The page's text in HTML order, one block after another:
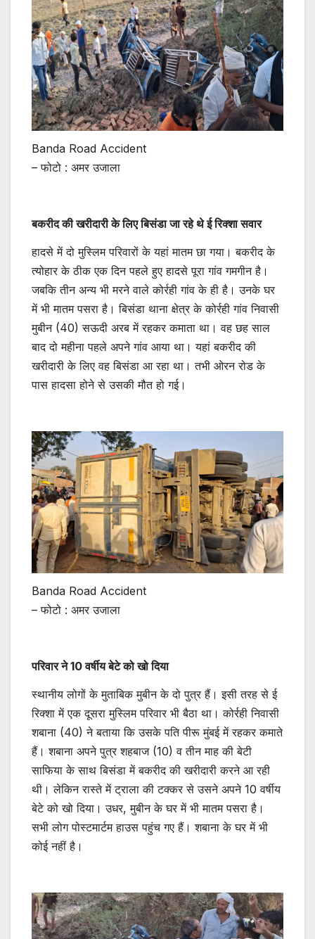
Banda Road Accident
– फोटो : अमर उजाला
बकरीद की खरीदारी के लिए बिसंडा जा रहे थे ई रिक्शा सवार
हादसे में दो मुस्लिम परिवारों के यहां मातम छा गया। बकरीद के
त्योहार के ठीक एक दिन पहले हुए हादसे पूरा गांव गमगीन है।
जबकि तीन अन्य भी मरने वाले कोर्रही गांव के ही है। उनके घर
में भी मातम पसरा है। बिसंडा थाना क्षेत्र के कोर्रही गांव निवासी
मुबीन (40) सऊदी अरब में रहकर कमाता था। वह छह साल
बाद दो महीना पहले अपने गांव आया था। यहां बकरीद की
खरीदारी के लिए वह बिसंडा आ रहा था। तभी ओरन रोड के
पास हादसा होने से उसकी मौत हो गई।
Banda Road Accident
– फोटो : अमर उजाला
परिवार ने 10 वर्षीय बेटे को खो दिया
स्थानीय लोगों के मुताबिक मुबीन के दो पुत्र हैं। इसी तरह से ई
रिक्शा में एक दूसरा मुस्लिम परिवार भी बैठा था। कोर्रही निवासी
शबाना (40) ने बताया कि उसके पति पीरू मुंबई में रहकर कमाते
हैं। शबाना अपने पुत्र शहबाज (10) व तीन माह की बेटी
साफिया के साथ बिसंडा में बकरीद की खरीदारी करने आ रही
थी। लेकिन रास्ते में ट्राला की टक्कर से उसने अपने 10 वर्षीय
बेटे को खो दिया। उधर, मुबीन के घर में भी मातम पसरा है।
सभी लोग पोस्टमार्टम हाउस पहुंच गए हैं। शबाना के घर में भी
कोई नहीं है।